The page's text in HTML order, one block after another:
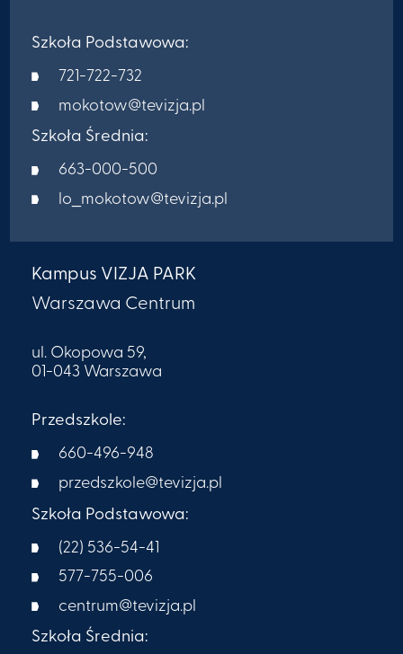
Szkoła Podstawowa:
721-722-732
mokotow@tevizja.pl
Szkoła Średnia:
663-000-500
lo_mokotow@tevizja.pl
Kampus VIZJA PARK
Warszawa Centrum
ul. Okopowa 59,
01-043 Warszawa
Przedszkole:
660-496-948
przedszkole@tevizja.pl
Szkoła Podstawowa:
(22) 536-54-41
577-755-006
centrum@tevizja.pl
Szkoła Średnia: